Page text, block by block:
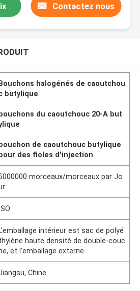
Contactez nous
halogénés de caoutchou
butylique
du caoutchouc 20-A but
de caoutchouc butylique
des fioles d'injection
morceaux/morceaux par Jo
intérieur est sac de polyé
haute densité de double-couc
et l'emballage externe
Chine